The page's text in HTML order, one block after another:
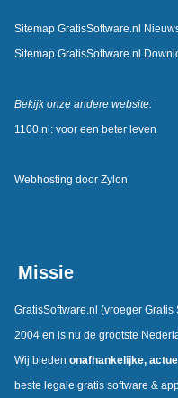
Sitemap GratisSoftware.nl
Sitemap GratisSoftware.nl
Bekijk onze andere website:
1100.nl: voor een beter leven
Webhosting door Zylon
Missie
GratisSoftware.nl (vroeger Gratis
2004 en is nu de grootste
Wij bieden onafhankelijke,
beste legale gratis software &